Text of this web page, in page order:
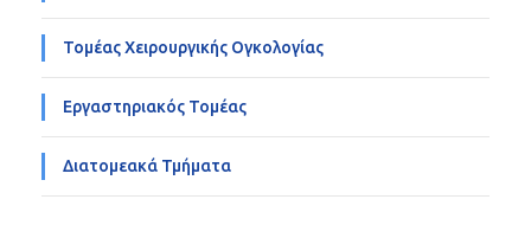
Τομέας Χειρουργικής Ογκολογίας
Εργαστηριακός Τομέας
Διατομεακά Τμήματα